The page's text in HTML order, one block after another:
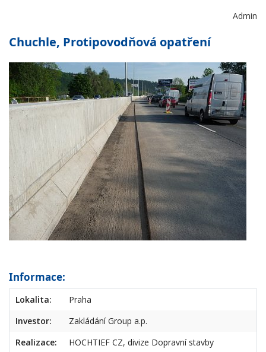
Admin
Chuchle, Protipovodňová opatření
Informace:
Lokalita:
Praha
Investor:
Zakládání Group a.p.
Realizace:
HOCHTIEF CZ, divize Dopravní stavby